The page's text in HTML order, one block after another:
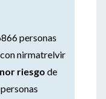
personas
nirmatrelvir
riesgo de